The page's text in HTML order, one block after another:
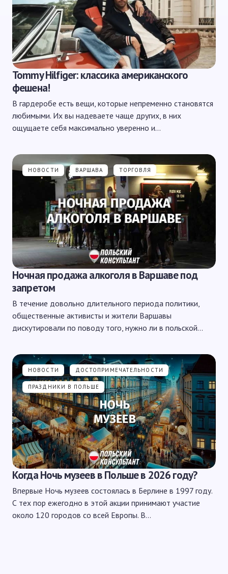
Tommy Hilfiger: классика американского
фешена!
В гардеробе есть вещи, которые непременно становятся
любимыми. Их вы надеваете чаще других, в них
ощущаете себя максимально уверенно и…
НОВОСТИ ВАРШАВА ТОРГОВЛЯ
Ночная продажа алкоголя в Варшаве под
запретом
В течение довольно длительного периода политики,
общественные активисты и жители Варшавы
дискутировали по поводу того, нужно ли в польской…
НОВОСТИ ДОСТОПРИМЕЧАТЕЛЬНОСТИ
ПРАЗДНИКИ В ПОЛЬШЕ
Когда Ночь музеев в Польше в 2026 году?
Впервые Ночь музеев состоялась в Берлине в 1997 году.
С тех пор ежегодно в этой акции принимают участие
около 120 городов со всей Европы. В…